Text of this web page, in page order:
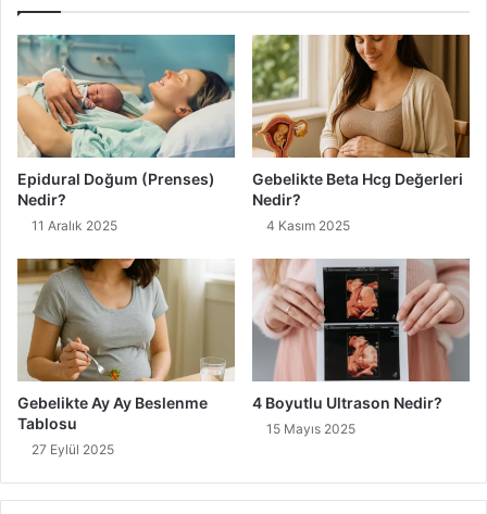
Epidural Doğum (Prenses)
Nedir?
11 Aralık 2025
Gebelikte Beta Hcg Değerleri
Nedir?
4 Kasım 2025
Gebelikte Ay Ay Beslenme
Tablosu
27 Eylül 2025
4 Boyutlu Ultrason Nedir?
15 Mayıs 2025